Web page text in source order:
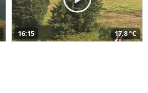
16:15 17,8 °C